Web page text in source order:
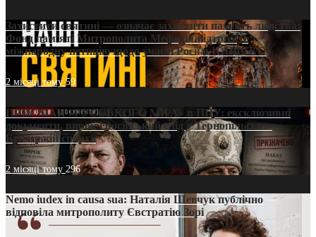
Захистити святині — означає захистити пам’ять людства:
Фонд пам’яті Митрополита Мефодія підтримує
міжнародну петицію щодо участі Росії в ЮНЕСКО
2 місяці тому59
ПРИСМАК «РУССЬКОГО МІРА» в ПЦУ: ексклюзивні
документи, вирок і російський слід у Тернопільсько-
Бучацькій єпархії
2 місяці тому 296
Nemo iudex in causa sua: Наталія Шевчук публічно
відповіла митрополиту Євстратію Зорі